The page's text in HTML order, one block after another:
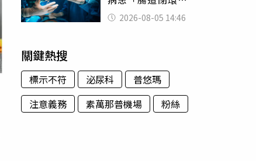
無法排便險死 同
行看傻：糟糕至極
2026-08-05 14:46
關鍵熱搜
標示不符 泌尿科
普悠瑪
注意義務
素萬那普機場 粉絲